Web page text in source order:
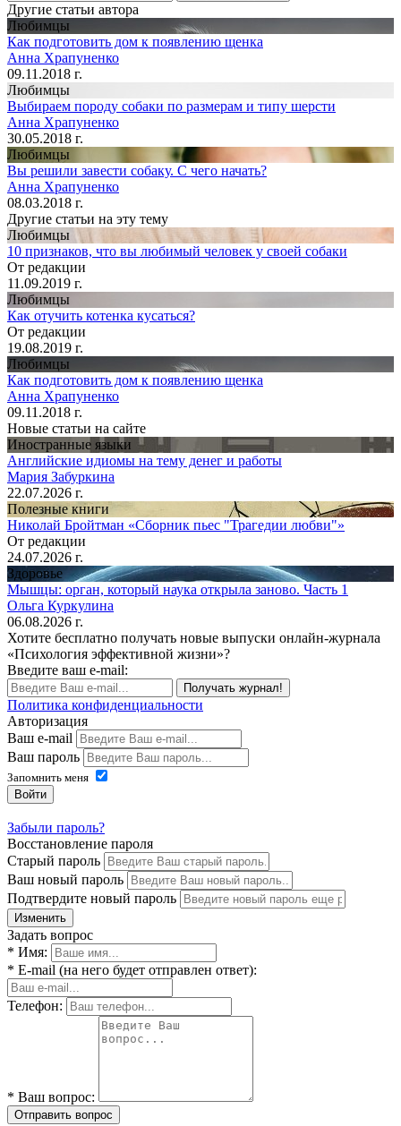
Другие статьи автора
Любимцы
Как подготовить дом к появлению щенка
Анна Храпуненко
09.11.2018 г.
Любимцы
Выбираем породу собаки по размерам и типу шерсти
Анна Храпуненко
30.05.2018 г.
Любимцы
Вы решили завести собаку. С чего начать?
Анна Храпуненко
08.03.2018 г.
Другие статьи на эту тему
Любимцы
10 признаков, что вы любимый человек у своей собаки
От редакции
11.09.2019 г.
Любимцы
Как отучить котенка кусаться?
От редакции
19.08.2019 г.
Любимцы
Как подготовить дом к появлению щенка
Анна Храпуненко
09.11.2018 г.
Новые статьи на сайте
Иностранные языки
Английские идиомы на тему денег и работы
Мария Забуркина
22.07.2026 г.
Полезные книги
Николай Бройтман «Сборник пьес "Трагедии любви"»
От редакции
24.07.2026 г.
Здоровье
Мышцы: орган, который наука открыла заново. Часть 1
Ольга Куркулина
06.08.2026 г.
Хотите бесплатно получать новые выпуски онлайн-журнала
«Психология эффективной жизни»?
Введите ваш e-mail:
Получать журнал!
Политика конфиденциальности
Авторизация
Ваш e-mail
Ваш пароль
Запомнить меня
Войти
Забыли пароль?
Восстановление пароля
Старый пароль
Ваш новый пароль
Подтвердите новый пароль
Изменить
Задать вопрос
* Имя:
* E-mail (на него будет отправлен ответ):
Телефон:
* Ваш вопрос:
Отправить вопрос